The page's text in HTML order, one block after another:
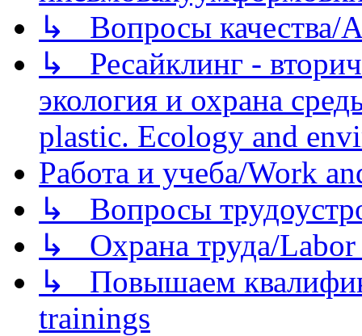
↳ Вопросы качества/
↳ Ресайклинг -
экология и охрана
plastic. Ecology and
Работа и учеба/Work
↳ Вопросы
↳ Охрана труда/Labor
↳ Повышаем
trainings